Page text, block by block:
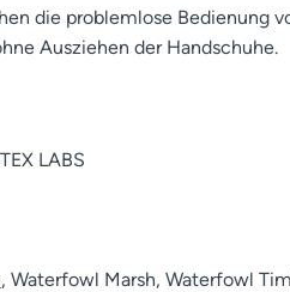
die problemlose Bedienung
Ausziehen der Handschuhe.
LABS
, Waterfowl Marsh, Waterfowl